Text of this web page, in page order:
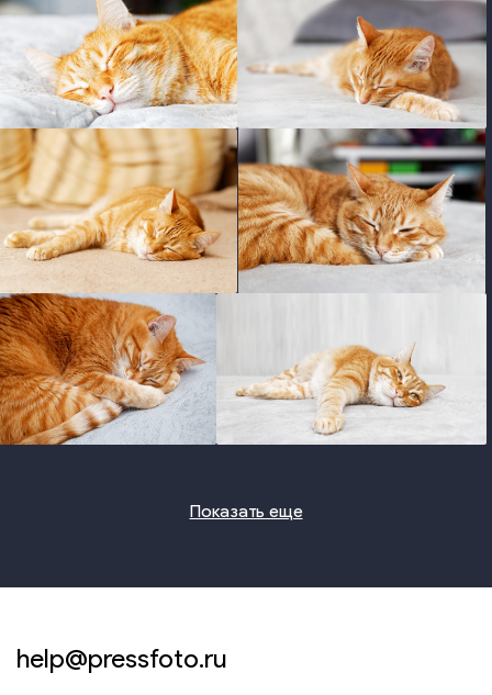
photo photo
photo photo
photo photo
Показать еще
help@pressfoto.ru